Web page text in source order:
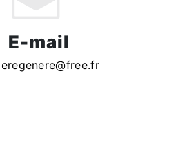
E-mail